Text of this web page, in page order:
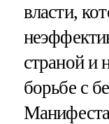
власти,
страной и
борьбе с